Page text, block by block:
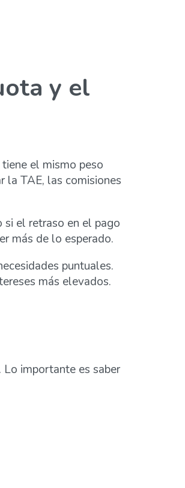
y el
el mismo peso
la TAE, las comisiones
si el retraso en el pago
más de lo esperado.
puntuales.
más elevados.
Lo importante es saber